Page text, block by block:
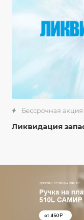
Бессрочная акция
Ликвидация